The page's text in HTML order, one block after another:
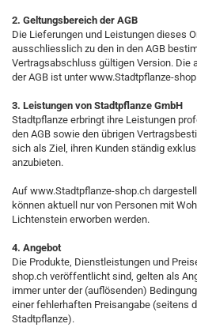
2. Geltungsbereich der AGB
Die Lieferungen und Leistungen dieses
ausschliesslich zu den in den AGB
Vertragsabschluss gültigen Version. Die
der AGB ist unter www.Stadtpflanze-
3. Leistungen von Stadtpflanze GmbH
Stadtpflanze erbringt ihre Leistungen
den AGB sowie den übrigen
sich als Ziel, ihren Kunden ständig
anzubieten.
Auf www.Stadtpflanze-shop.ch
können aktuell nur von Personen mit
Lichtenstein erworben werden.
4. Angebot
Die Produkte, Dienstleistungen und
shop.ch veröffentlicht sind, gelten als
immer unter der (auflösenden)
einer fehlerhaften Preisangabe (seitens
Stadtpflanze).